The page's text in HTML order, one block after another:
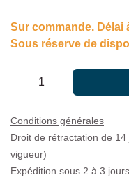
Sur commande. Délai
Sous réserve de
Conditions générales
Droit de rétractation de
vigueur)
Expédition sous 2 à 3